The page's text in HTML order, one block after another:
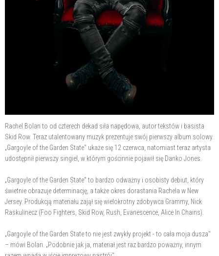
Rachel Bolan to od czterech dekad siła napędowa, autor tekstów i basista
Skid Row. Teraz utalentowany muzyk prezentuje swój pierwszy album solowy.
„Gargoyle of the Garden State" ukaże się 12 czerwca, natomiast teraz artysta
udostępnił pierwszy singiel, w którym gościnnie pojawił się Danko Jones.
„Gargoyle of the Garden State" to bardzo odważny i osobisty debiut, który
świetnie obrazuje determinację, a także okres dorastania Rachela w New
Jersey. Produkcją materiału zajął się wielokrotny zdobywca Grammy, Nick
Raskulinecz (Foo Fighters, Skid Row, Rush, Evanescence, Alice In Chains).
„Gargoyle of the Garden State to nie jest zwykły projekt - to cała moja dusza"
– mówi Bolan. „Podobnie jak ja, materiał jest raz bardzo poważny, innym